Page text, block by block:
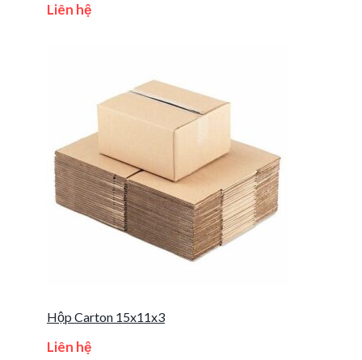
Liên hệ
Hộp Carton 15x11x3
Liên hệ